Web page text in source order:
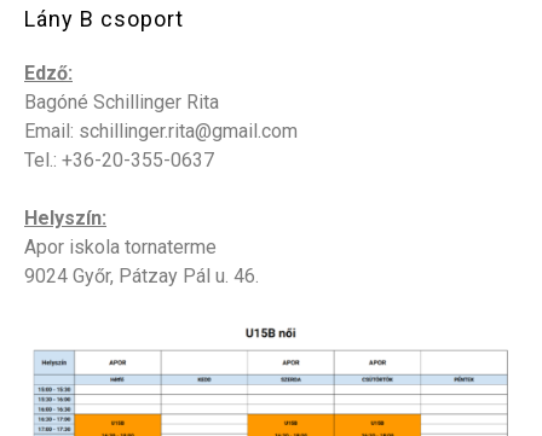
Lány B csoport
Edző:
Bagóné Schillinger Rita
Email: schillinger.rita@gmail.com
Tel.: +36-20-355-0637
Helyszín:
Apor iskola tornaterme
9024 Győr, Pátzay Pál u. 46.